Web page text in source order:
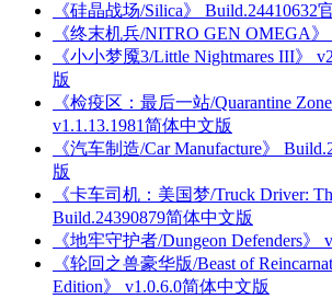
《硅晶战场/Silica》 Build.24410632
《终末机兵/NITRO GEN OMEGA
《小小梦魇3/Little Nightmares III》
版
《检疫区：最后一站/Quarantine
v1.1.13.1981简体中文版
《汽车制造/Car Manufacture》
版
《卡车司机：美国梦/Truck Driver:
Build.24390879简体中文版
《地牢守护者/Dungeon Defenders
《轮回之兽豪华版/Beast of
Edition》 v1.0.6.0简体中文版